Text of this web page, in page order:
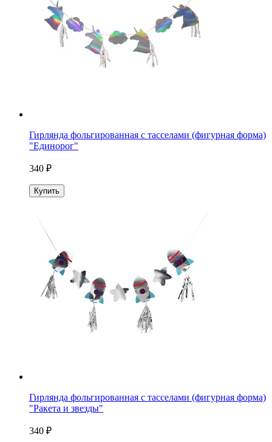
Гирлянда фольгированная с тасселами (фигурная форма)
"Единорог"
340 ₽
Купить
Гирлянда фольгированная с тасселами (фигурная форма)
"Ракета и звезды"
340 ₽